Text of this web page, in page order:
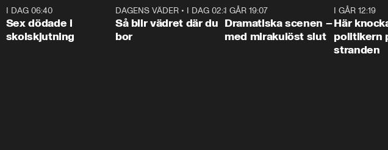
I DAG 06:40
Sex dödade i
skolskjutning
1:06
DAGENS VÄDER• I DAG 02:30
Så blir vädret där du
bor
I GÅR 19:07
Dramatiska scenen –
med mirakulöst slut
I GÅR 12:19
Här
politikern
stranden